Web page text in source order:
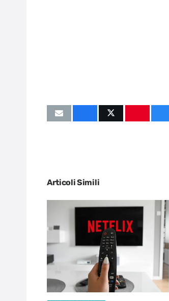
Articoli Simili